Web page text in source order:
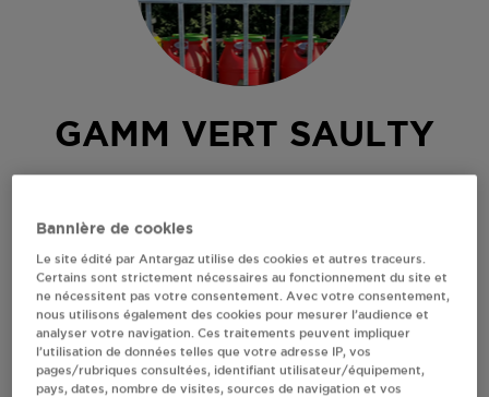
GAMM VERT SAULTY
S'Y RENDRE
AFFICHER LE TÉLÉPHONE
Bannière de cookies
Le site édité par Antargaz utilise des cookies et autres traceurs.
Certains sont strictement nécessaires au fonctionnement du site et
ne nécessitent pas votre consentement. Avec votre consentement,
nous utilisons également des cookies pour mesurer l’audience et
analyser votre navigation. Ces traitements peuvent impliquer
l’utilisation de données telles que votre adresse IP, vos
pages/rubriques consultées, identifiant utilisateur/équipement,
pays, dates, nombre de visites, sources de navigation et vos